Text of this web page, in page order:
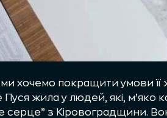
хочемо покращити умови її
Пуся жила у людей, які, м’яко
серце” з Кіровоградщини.